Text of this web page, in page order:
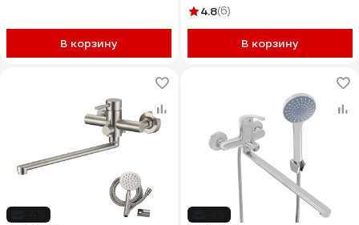
В корзину
4.8(6)
В корзину